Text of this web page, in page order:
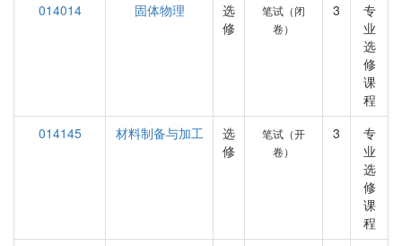
014014
固体物理
选
修
笔试（闭
卷）
3
专
业
选
修
课
程
014145
材料制备与加工
选
修
笔试（开
卷）
3
专
业
选
修
课
程